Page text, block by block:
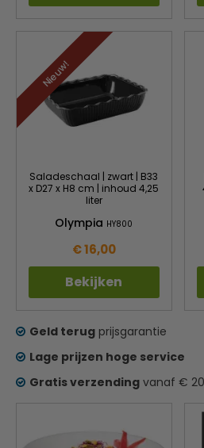
Nieuw!
Saladeschaal | zwart | B33
x D27 x H8 cm | inhoud 4,25
liter
Olympia HY800
€ 16,00
Bekijken
Geld terug prijsgarantie
Lage prijzen hoge service
Gratis verzending vanaf €